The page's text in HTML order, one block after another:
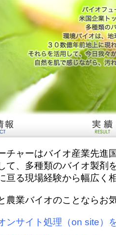
チャーはバイオ産業先進
て、多種類のバイオ製剤
亘る現場経験から幅広く
農業バイオのことならお
ンサイト処理（on site）